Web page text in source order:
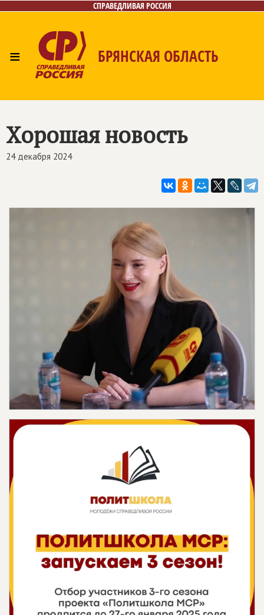
СПРАВЕДЛИВАЯ РОССИЯ
≡ БРЯНСКАЯ ОБЛАСТЬ
Хорошая новость
24 декабря 2024